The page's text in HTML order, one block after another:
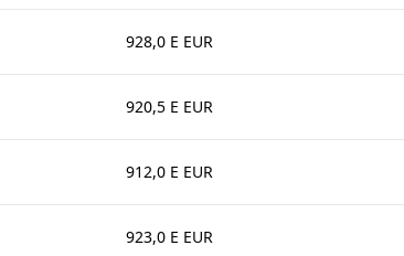
928,0 E EUR
920,5 E EUR
912,0 E EUR
923,0 E EUR